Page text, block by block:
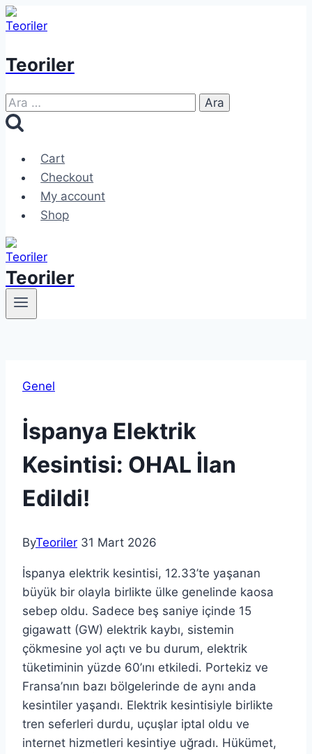
Skip
to
Teoriler
Arama:
Cart
Checkout
My account
Shop
Teoriler
Genel
İspanya Elektrik
Kesintisi: OHAL İlan
Edildi!
ByTeoriler 31 Mart 2026
İspanya elektrik kesintisi, 12.33’te yaşanan
büyük bir olayla birlikte ülke genelinde kaosa
sebep oldu. Sadece beş saniye içinde 15
gigawatt (GW) elektrik kaybı, sistemin
çökmesine yol açtı ve bu durum, elektrik
tüketiminin yüzde 60’ını etkiledi. Portekiz ve
Fransa’nın bazı bölgelerinde de aynı anda
kesintiler yaşandı. Elektrik kesintisiyle birlikte
tren seferleri durdu, uçuşlar iptal oldu ve
internet hizmetleri kesintiye uğradı. Hükümet,